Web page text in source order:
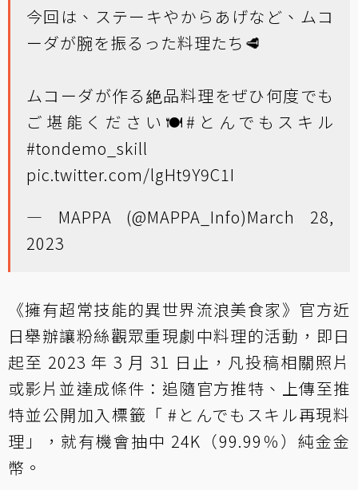
今回は、ステーキやからあげなど、ムコ
ーダが腕を振るった料理たち🥩
ムコーダが作る絶品料理をぜひ何度でも
ご堪能ください🍽️#とんでもスキル
#tondemo_skill
pic.twitter.com/lgHt9Y9C1I
— MAPPA (@MAPPA_Info)March 28,
2023
《擁有超常技能的異世界流浪美食家》官方近
日舉辦讓粉絲觀眾重現劇中料理的活動，即日
起至 2023 年 3 月 31 日止，凡投稿相關照片
或影片並達成條件：追隨官方推特、上傳至推
特並公開加入標籤「 #とんでもスキル再現料
理」，就有機會抽中 24K（99.99％）純金金
幣。